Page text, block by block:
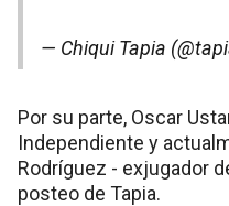
— Chiqui Tapia
Por su parte, Oscar
Independiente y
Rodríguez - exjugador
posteo de Tapia.